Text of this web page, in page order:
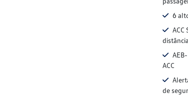
6
ACC
ACC
de